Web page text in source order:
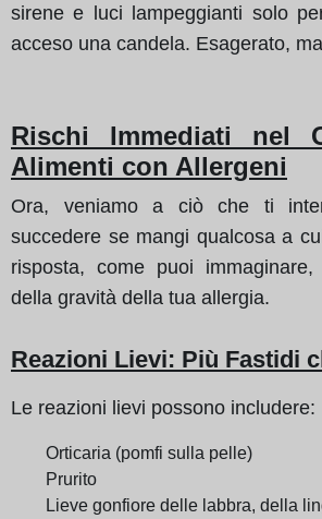
sirene e luci lampeggianti solo
acceso una candela. Esagerato,
Rischi Immediati nel
Alimenti con Allergeni
Ora, veniamo a ciò che ti
succedere se mangi qualcosa a
risposta, come puoi
della gravità della tua allergia.
Reazioni Lievi: Più Fastidi
Le reazioni lievi possono includere:
Orticaria (pomfi sulla pelle)
Prurito
Lieve gonfiore delle labbra, della